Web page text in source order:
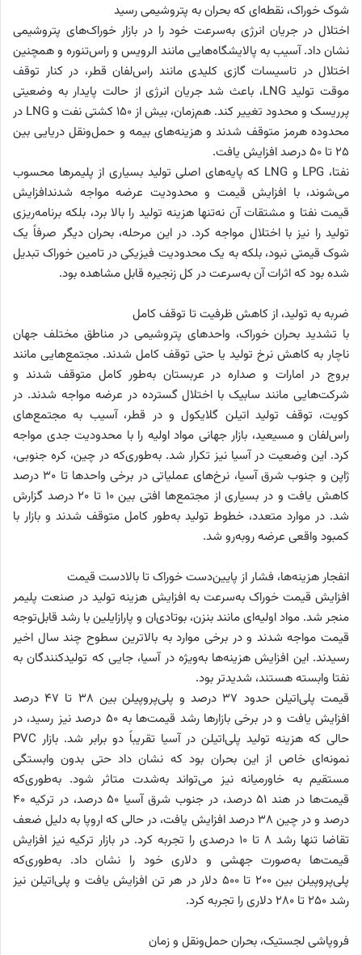
شوک خوراک، نقطه‌ای که بحران به پتروشیمی رسید
اختلال در جریان انرژی به‌سرعت خود را در بازار خوراک‌های پتروشیمی
نشان داد. آسیب به پالایشگاه‌هایی مانند الرویس و راس‌تنوره و همچنین
اختلال در تاسیسات گازی کلیدی مانند راس‌لفان قطر، در کنار توقف
موقت تولید LNG، باعث شد جریان انرژی از حالت پایدار به وضعیتی
پرریسک و محدود تغییر کند. هم‌زمان، بیش از ۱۵۰ کشتی نفت و LNG در
محدوده هرمز متوقف شدند و هزینه‌های بیمه و حمل‌ونقل دریایی بین
۲۵ تا ۵۰ درصد افزایش یافت.
نفتا، LPG و LNG که پایه‌های اصلی تولید بسیاری از پلیمرها محسوب
می‌شوند، با افزایش قیمت و محدودیت عرضه مواجه شدندافزایش
قیمت نفتا و مشتقات آن نه‌تنها هزینه تولید را بالا برد، بلکه برنامه‌ریزی
تولید را نیز با اختلال مواجه کرد. در این مرحله، بحران دیگر صرفاً یک
شوک قیمتی نبود، بلکه به یک محدودیت فیزیکی در تامین خوراک تبدیل
شده بود که اثرات آن به‌سرعت در کل زنجیره قابل مشاهده بود.
ضربه به تولید، از کاهش ظرفیت تا توقف کامل
با تشدید بحران خوراک، واحدهای پتروشیمی در مناطق مختلف جهان
ناچار به کاهش نرخ تولید یا حتی توقف کامل شدند. مجتمع‌هایی مانند
بروج در امارات و صداره در عربستان به‌طور کامل متوقف شدند و
شرکت‌هایی مانند سابیک با اختلال گسترده در عرضه مواجه شدند. در
کویت، توقف تولید اتیلن گلایکول و در قطر، آسیب به مجتمع‌های
راس‌لفان و مسیعید، بازار جهانی مواد اولیه را با محدودیت جدی مواجه
کرد. این وضعیت در آسیا نیز تکرار شد. به‌طوری‌که در چین، کره جنوبی،
ژاپن و جنوب شرق آسیا، نرخ‌های عملیاتی در برخی واحدها تا ۳۰ درصد
کاهش یافت و در بسیاری از مجتمع‌ها افتی بین ۱۰ تا ۲۰ درصد گزارش
شد. در موارد متعدد، خطوط تولید به‌طور کامل متوقف شدند و بازار با
کمبود واقعی عرضه روبه‌رو شد.
انفجار هزینه‌ها، فشار از پایین‌دست خوراک تا بالادست قیمت
افزایش قیمت خوراک به‌سرعت به افزایش هزینه تولید در صنعت پلیمر
منجر شد. مواد اولیه‌ای مانند بنزن، بوتادی‌ان و پارازایلین با رشد قابل‌توجه
قیمت مواجه شدند و در برخی موارد به بالاترین سطوح چند سال اخیر
رسیدند. این افزایش هزینه‌ها به‌ویژه در آسیا، جایی که تولیدکنندگان به
نفتا وابسته هستند، شدیدتر بود.
قیمت پلی‌اتیلن حدود ۳۷ درصد و پلی‌پروپیلن بین ۳۸ تا ۴۷ درصد
افزایش یافت و در برخی بازارها رشد قیمت‌ها به ۵۰ درصد نیز رسید، در
حالی که هزینه تولید پلی‌اتیلن در آسیا تقریباً دو برابر شد. بازار PVC
نمونه‌ای خاص از این بحران بود که نشان داد حتی بدون وابستگی
مستقیم به خاورمیانه نیز می‌تواند به‌شدت متاثر شود. به‌طوری‌که
قیمت‌ها در هند ۵۱ درصد، در جنوب شرق آسیا ۵۰ درصد، در ترکیه ۴۰
درصد و در چین ۳۸ درصد افزایش یافت، در حالی که اروپا به دلیل ضعف
تقاضا تنها رشد ۸ تا ۱۰ درصدی را تجربه کرد. در بازار ترکیه نیز افزایش
قیمت‌ها به‌صورت جهشی و دلاری خود را نشان داد. به‌طوری‌که
پلی‌پروپیلن بین ۲۰۰ تا ۵۰۰ دلار در هر تن افزایش یافت و پلی‌اتیلن نیز
رشد ۲۵۰ تا ۲۸۰ دلاری را تجربه کرد.
فروپاشی لجستیک، بحران حمل‌ونقل و زمان